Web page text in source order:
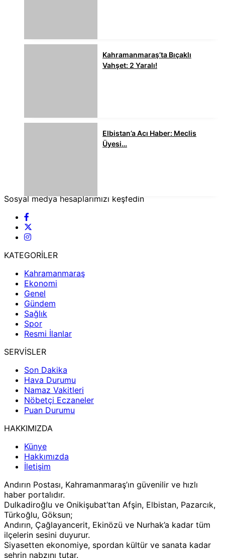
Kahramanmaraş’ta Bıçaklı
Vahşet: 2 Yaralı!
Elbistan’a Acı Haber: Meclis
Üyesi…
Sosyal medya hesaplarımızı keşfedin
KATEGORİLER
Kahramanmaraş
Ekonomi
Genel
Gündem
Sağlık
Spor
Resmi İlanlar
SERVİSLER
Son Dakika
Hava Durumu
Namaz Vakitleri
Nöbetçi Eczaneler
Puan Durumu
HAKKIMIZDA
Künye
Hakkımızda
İletişim
Andırın Postası, Kahramanmaraş’ın güvenilir ve hızlı
haber portalıdır.
Dulkadiroğlu ve Onikişubat’tan Afşin, Elbistan, Pazarcık,
Türkoğlu, Göksun;
Andırın, Çağlayancerit, Ekinözü ve Nurhak’a kadar tüm
ilçelerin sesini duyurur.
Siyasetten ekonomiye, spordan kültür ve sanata kadar
şehrin nabzını tutar.